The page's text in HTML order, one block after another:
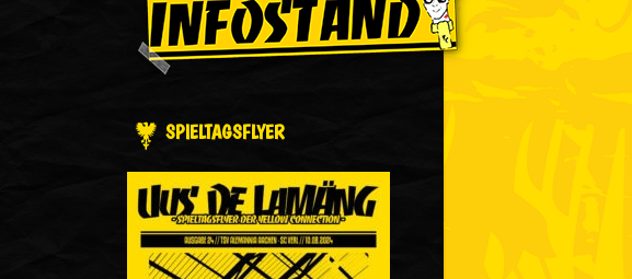
SPIELTAGSFLYER